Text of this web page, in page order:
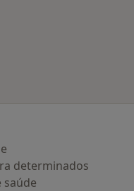
determinados
saúde